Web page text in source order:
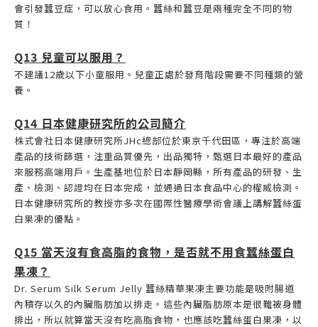
會引發蠶豆症，可以放心食用。蠶絲和蠶豆是兩種完全不同的物
質！
Q13 兒童可以服用？
不建議12歲以下小童服用。兒童正處於發育階段需要不同種類的營
養。
Q14 日本健康研究所的公司簡介
株式會社日本健康研究所JHc總部位於東京千代田區，專注於高端
產品的技術篩選，注重品質優先，出品獨特，甄選日本最好的產品
來服務高端用戶。生產基地位於日本靜岡縣，所有產品的研發、生
產、檢測、認證均在日本完成，並通過日本食品中心的權威檢測。
日本健康研究所的教授亦多次在國際性醫療學術會議上講解蠶絲蛋
白果凍的優點。
Q15 當天沒有食高脂的食物，是否就不用食蠶絲蛋白
果凍？
Dr. Serum Silk Serum Jelly 蠶絲精華果凍主要功能是吸附腸道
內積存以久的內臟脂肪加以排走。這些內臟脂肪原本是很難被身體
排出，所以就算當天沒有吃高脂食物，也應該吃蠶絲蛋白果凍，以